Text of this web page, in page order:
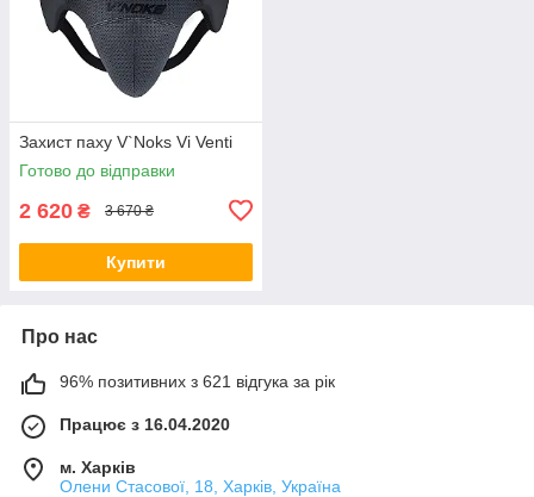
Захист паху V`Noks Vi Venti
Готово до відправки
2 620 ₴ 3 670 ₴
Купити
Про нас
96% позитивних з 621 відгука за рік
Працює з 16.04.2020
м. Харків
Олени Стасової, 18, Харків, Україна